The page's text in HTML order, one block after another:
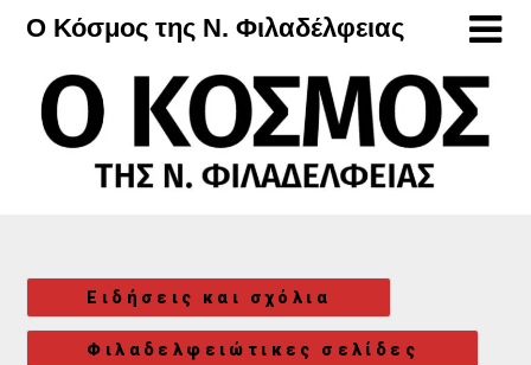
Μετάβαση
περιεχόμενο
Ο Κόσμος της Ν. Φιλαδέλφειας
Ειδήσεις και σχόλια
Φιλαδελφειώτικες σελίδες